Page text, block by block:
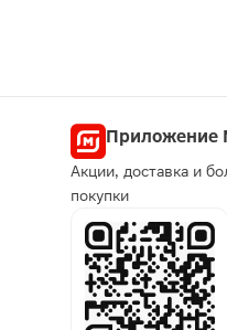
Приложение
Акции, доставка и
покупки